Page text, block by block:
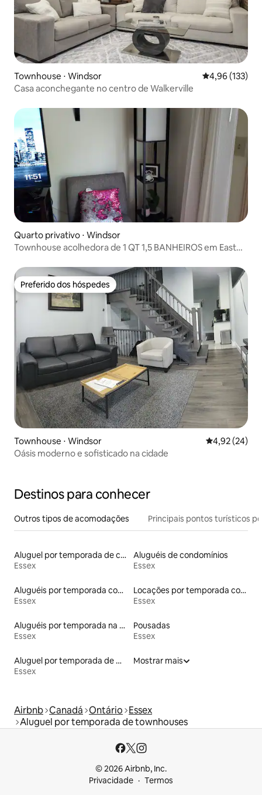
Townhouse ⋅ Windsor 4,96 de uma
4,96 (133)
Casa aconchegante no centro de Walkerville
Quarto privativo ⋅ Windsor
Townhouse acolhedora de 1 QT 1,5 BANHEIROS em East
Preferido dos hóspedes
Preferido dos hóspedes
Townhouse ⋅ Windsor 4,92 de uma
4,92 (24)
Oásis moderno e sofisticado na cidade
Destinos para conhecer
Outros tipos de acomodações Principais pontos turísticos
Aluguel por temporada de casas de hóspedes
Essex
Aluguéis de condomínios
Essex
Aluguéis por temporada com acesso ao lago
Essex
Locações por temporada com piscina
Essex
Aluguéis por temporada na orla
Essex
Pousadas
Essex
Aluguel por temporada de microcasas
Essex
Mostrar mais
Airbnb Canadá Ontário Essex
Aluguel por temporada de townhouses
© 2026 Airbnb, Inc.
Privacidade
Termos